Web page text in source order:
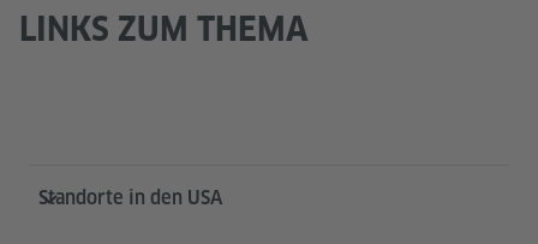
LINKS ZUM THEMA
Service- und Informationsbereich
Standorte in den USA